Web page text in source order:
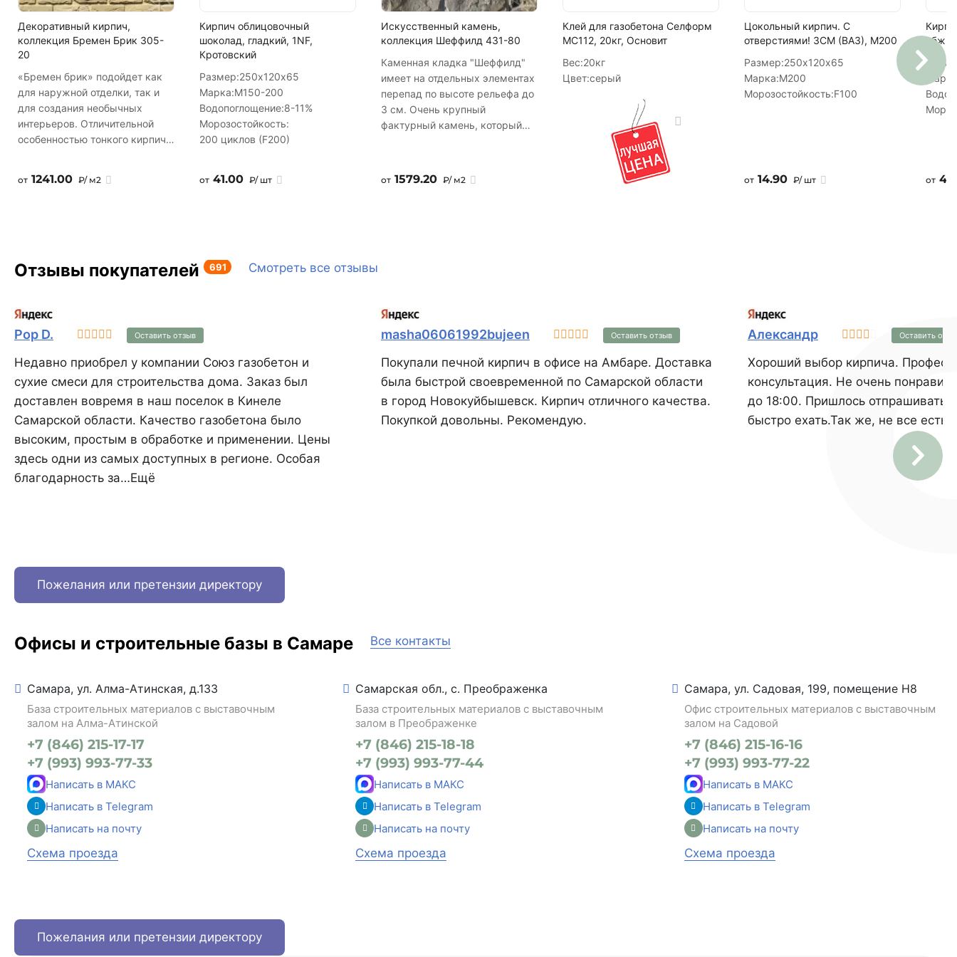
Написать в Telegram
Написать на почту
Декоративный кирпич,
коллекция Бремен Брик 305-
20
«Бремен брик» подойдет как
для наружной отделки, так и
для создания необычных
интерьеров. Отличительной
особенностью тонкого кирпича
Укладывается со швом.
точности, допускаемой
современными
и возможностями полиграфии.
Декоративный кирпич,
коллекция Бремен Брик 305-
20
от 1241.00 ₽/ м2
Кирпич облицовочный
шоколад, гладкий, 1NF,
Кротовский
Размер:250х120х65
Марка:М150-200
Водопоглощение:8-11%
Морозостойкость:
200 циклов (F200)
от 41.00 ₽/ шт
Искусственный камень,
коллекция Шеффилд 431-80
Каменная кладка "Шеффилд"
имеет на отдельных элементах
перепад по высоте рельефа до
3 см. Очень крупный
фактурный камень, который
фасадов, где требуется
подчеркнуть массивность и
коллекция Шеффилд 431-80
от 1579.20 ₽/ м2
Клей для газобетона Селформ
МС112, 20кг, Основит
Вес:20кг
Цвет:серый
Цокольный кирпич. С
отверстиями! ЗСМ (ВАЗ), М200
Размер:250х120х65
Марка:М200
Морозостойкость:F100
от 14.90 ₽/ шт от
Отзывы покупателей 691 Смотреть все отзывы
Pop D. Оставить отзыв
Недавно приобрел у компании Союз газобетон и
сухие смеси для строительства дома. Заказ был
доставлен вовремя в наш поселок в Кинеле
Самарской области. Качество газобетона было
высоким, простым в обработке и применении. Цены
здесь одни из самых доступных в регионе. Особая
благодарность за…Ещё
masha06061992bujeen Оставить отзыв
Покупали печной кирпич в офисе на Амбаре. Доставка
была быстрой своевременной по Самарской области
в город Новокуйбышевск. Кирпич отличного качества.
Покупкой довольны. Рекомендую.
Александр Оставить
Хороший выбор кирпича.
консультация. Не очень
до 18:00. Пришлось
быстро ехать.Так же, не все есть
Пожелания или претензии директору
Офисы и строительные базы в Самаре Все контакты
Самара, ул. Алма-Атинская, д.133
База строительных материалов с выставочным
залом на Алма-Атинской
+7 (846) 215-17-17
+7 (993) 993-77-33
Написать в МАКС
Написать в Telegram
Написать на почту
Схема проезда
Самарская обл., с. Преображенка
База строительных материалов с выставочным
залом в Преображенке
+7 (846) 215-18-18
+7 (993) 993-77-44
Написать в МАКС
Написать в Telegram
Написать на почту
Схема проезда
Самара, ул. Садовая, 199, помещение Н8
Офис строительных материалов с выставочным
залом на Садовой
+7 (846) 215-16-16
+7 (993) 993-77-22
Написать в МАКС
Написать в Telegram
Написать на почту
Схема проезда
Пожелания или претензии директору